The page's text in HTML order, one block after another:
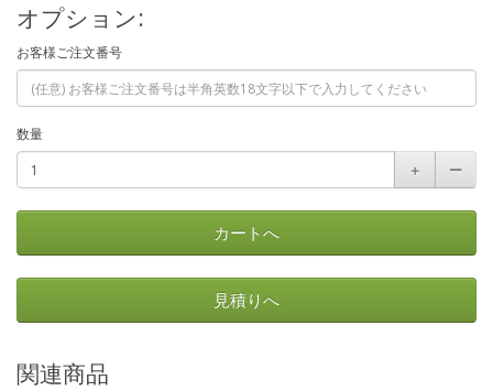
オプション:
お客様ご注文番号
数量
＋
ー
カートへ
見積りへ
関連商品